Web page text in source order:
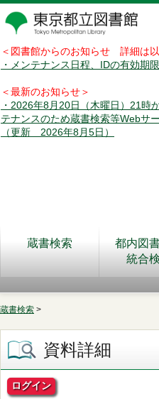
＜図書館からのお知らせ 詳細は
・メンテナンス日程、IDの有効期
＜最新のお知らせ＞
・2026年8月20日（木曜日）21時
テナンスのため蔵書検索等Webサ
（更新 2026年8月5日）
蔵書検索
都内図
統合
蔵書検索 >
資料詳細
ログイン